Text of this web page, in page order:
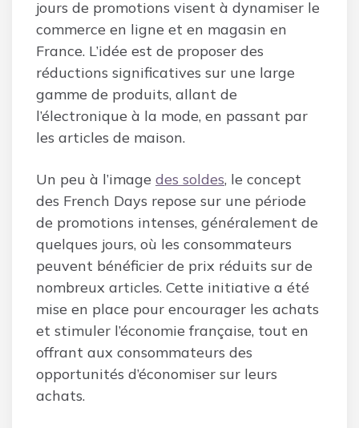
jours de promotions visent à dynamiser le
commerce en ligne et en magasin en
France. L’idée est de proposer des
réductions significatives sur une large
gamme de produits, allant de
l’électronique à la mode, en passant par
les articles de maison.
Un peu à l’image des soldes, le concept
des French Days repose sur une période
de promotions intenses, généralement de
quelques jours, où les consommateurs
peuvent bénéficier de prix réduits sur de
nombreux articles. Cette initiative a été
mise en place pour encourager les achats
et stimuler l’économie française, tout en
offrant aux consommateurs des
opportunités d’économiser sur leurs
achats.